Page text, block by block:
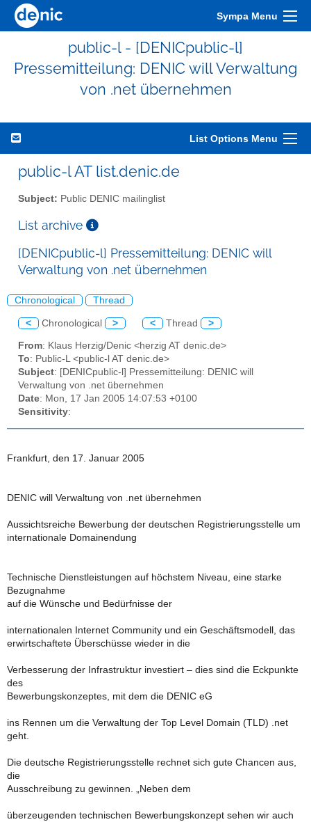
Sympa Menu
public-l - [DENICpublic-l]
Pressemitteilung: DENIC will Verwaltung
von .net übernehmen
List Options Menu
public-l AT list.denic.de
Subject: Public DENIC mailinglist
List archive
[DENICpublic-l] Pressemitteilung: DENIC will
Verwaltung von .net übernehmen
Chronological Thread
< Chronological > < Thread >
From: Klaus Herzig/Denic <herzig AT denic.de>
To: Public-L <public-l AT denic.de>
Subject: [DENICpublic-l] Pressemitteilung: DENIC will
Verwaltung von .net übernehmen
Date: Mon, 17 Jan 2005 14:07:53 +0100
Sensitivity:
Frankfurt, den 17. Januar 2005
DENIC will Verwaltung von .net übernehmen
Aussichtsreiche Bewerbung der deutschen Registrierungsstelle um
internationale Domainendung
Technische Dienstleistungen auf höchstem Niveau, eine starke
Bezugnahme
auf die Wünsche und Bedürfnisse der
internationalen Internet Community und ein Geschäftsmodell, das
erwirtschaftete Überschüsse wieder in die
Verbesserung der Infrastruktur investiert – dies sind die Eckpunkte
des
Bewerbungskonzeptes, mit dem die DENIC eG
ins Rennen um die Verwaltung der Top Level Domain (TLD) .net
geht.
Die deutsche Registrierungsstelle rechnet sich gute Chancen aus,
die
Ausschreibung zu gewinnen. „Neben dem
überzeugenden technischen Bewerbungskonzept sehen wir auch